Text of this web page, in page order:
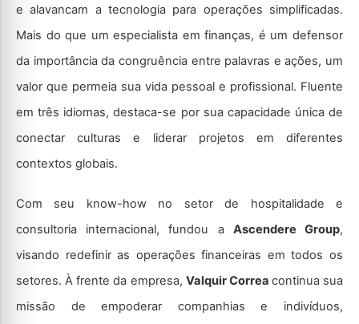
e alavancam a tecnologia para operações simplificadas.
Mais do que um especialista em finanças, é um defensor
da importância da congruência entre palavras e ações, um
valor que permeia sua vida pessoal e profissional. Fluente
em três idiomas, destaca-se por sua capacidade única de
conectar culturas e liderar projetos em diferentes
contextos globais.
Com seu know-how no setor de hospitalidade e
consultoria internacional, fundou a Ascendere Group,
visando redefinir as operações financeiras em todos os
setores. À frente da empresa, Valquir Correa continua sua
missão de empoderar companhias e indivíduos,